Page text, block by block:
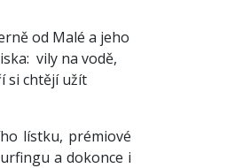
od Malé a jeho
vily na vodě,
si chtějí užít
lístku, prémiové
a dokonce i